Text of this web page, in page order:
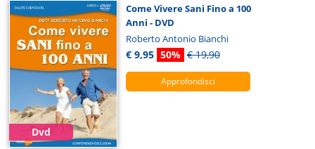
Dvd
Come Vivere Sani Fino a 100
Anni - DVD
Roberto Antonio Bianchi
€ 9,95 50% € 19,90
Approfondisci